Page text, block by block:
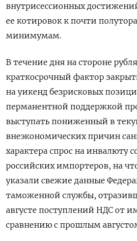
внутрисессионных
ее котировок к почти
минимумам.
В течение дня на стороне
краткосрочный фактор
на уикенд безрисковых
перманентной поддержкой
выступать пониженный в
внеэкономических причин
характера спрос на инвалюту
российских импортеров, на
указали свежие данные
таможенной службы,
августе поступлений НДС от
сравнению с прошлым